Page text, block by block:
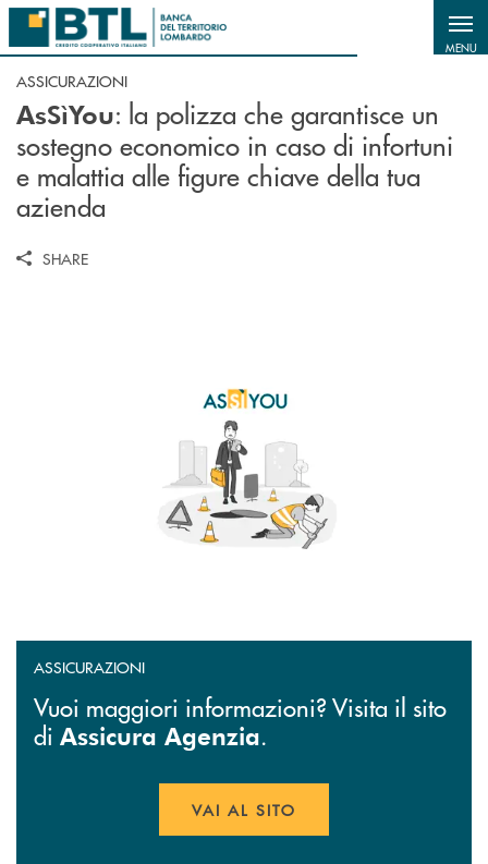
Salta al contenuto principale
MENU
ASSICURAZIONI
AsSìYou: la polizza che garantisce un
sostegno economico in caso di infortuni
e malattia alle figure chiave della tua
azienda
SHARE
ASSICURAZIONI
Vuoi maggiori informazioni? Visita il sito
di Assicura Agenzia.
VAI AL SITO